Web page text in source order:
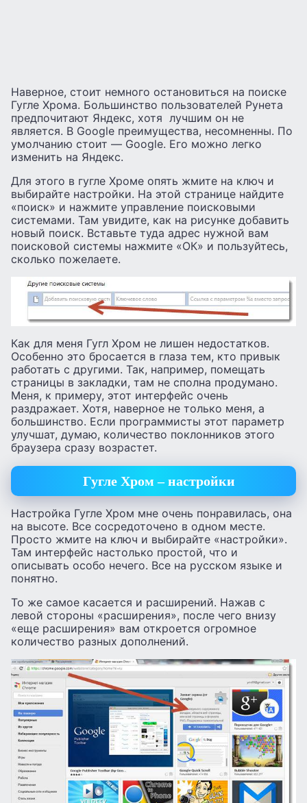
Наверное, стоит немного остановиться на поиске
Гугле Хрома. Большинство пользователей Рунета
предпочитают Яндекс, хотя лучшим он не
является. В Google преимущества, несомненны. По
умолчанию стоит — Google. Его можно легко
изменить на Яндекс.
Для этого в гугле Хроме опять жмите на ключ и
выбирайте настройки. На этой странице найдите
«поиск» и нажмите управление поисковыми
системами. Там увидите, как на рисунке добавить
новый поиск. Вставьте туда адрес нужной вам
поисковой системы нажмите «ОК» и пользуйтесь,
сколько пожелаете.
Как для меня Гугл Хром не лишен недостатков.
Особенно это бросается в глаза тем, кто привык
работать с другими. Так, например, помещать
страницы в закладки, там не сполна продумано.
Меня, к примеру, этот интерфейс очень
раздражает. Хотя, наверное не только меня, а
большинство. Если программисты этот параметр
улучшат, думаю, количество поклонников этого
браузера сразу возрастет.
Гугле Хром – настройки
Настройка Гугле Хром мне очень понравилась, она
на высоте. Все сосредоточено в одном месте.
Просто жмите на ключ и выбирайте «настройки».
Там интерфейс настолько простой, что и
описывать особо нечего. Все на русском языке и
понятно.
То же самое касается и расширений. Нажав с
левой стороны «расширения», после чего внизу
«еще расширения» вам откроется огромное
количество разных дополнений.